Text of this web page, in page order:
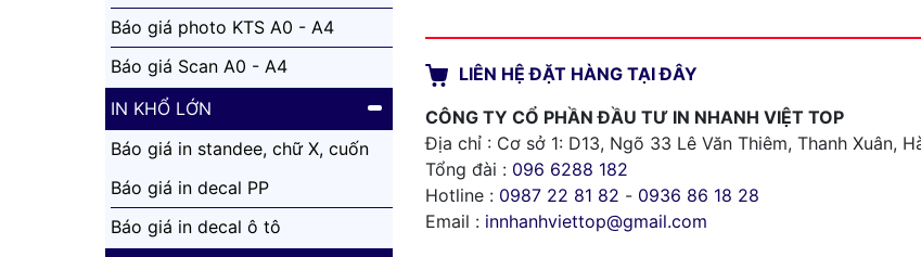
Báo giá photo KTS A0 - A4
Báo giá Scan A0 - A4
IN KHỔ LỚN
Báo giá in standee, chữ X, cuốn
nhôm
Báo giá in decal PP
Báo giá in decal ô tô
LIÊN HỆ ĐẶT HÀNG TẠI ĐÂY
CÔNG TY CỔ PHẦN ĐẦU TƯ IN NHANH VIỆT TOP
Địa chỉ : Cơ sở 1: D13, Ngõ 33 Lê Văn Thiêm, Thanh Xuân,
Tổng đài : 096 6288 182
Hotline : 0987 22 81 82 - 0936 86 18 28
Email : innhanhviettop@gmail.com